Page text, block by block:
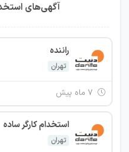
آگهی‌های
راننده
تهران
استخدام کارگر ساده
تهران